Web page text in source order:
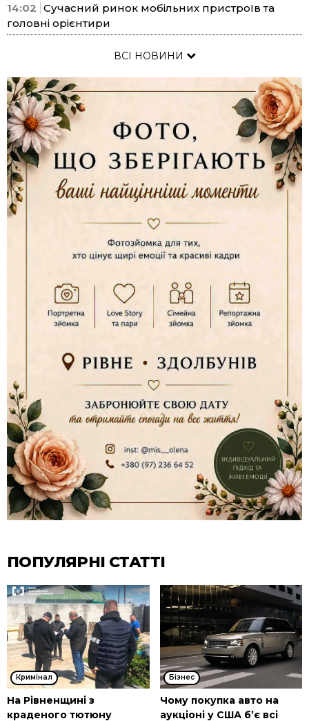
14:02 Сучасний ринок мобільних пристроїв та
головні орієнтири
ВСІ НОВИНИ
ПОПУЛЯРНІ СТАТТІ
Кримінал
На Рівненщині з
краденого тютюну
Бізнес
Чому покупка авто на
аукціоні у США б’є всі